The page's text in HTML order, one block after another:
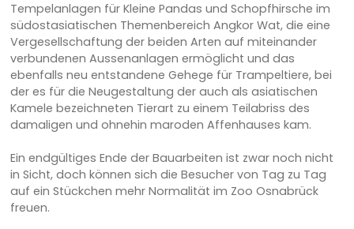
Tempelanlagen für Kleine Pandas und Schopfhirsche im
südostasiatischen Themenbereich Angkor Wat, die eine
Vergesellschaftung der beiden Arten auf miteinander
verbundenen Aussenanlagen ermöglicht und das
ebenfalls neu entstandene Gehege für Trampeltiere, bei
der es für die Neugestaltung der auch als asiatischen
Kamele bezeichneten Tierart zu einem Teilabriss des
damaligen und ohnehin maroden Affenhauses kam.
Ein endgültiges Ende der Bauarbeiten ist zwar noch nicht
in Sicht, doch können sich die Besucher von Tag zu Tag
auf ein Stückchen mehr Normalität im Zoo Osnabrück
freuen.